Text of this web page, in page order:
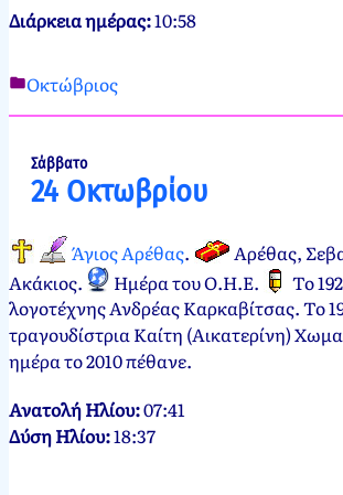
Διάρκεια ημέρας:10:58
Νεκτάριος
23
201223
Οκτωβρίου,
Οκτώβριος
Σάββατο
24 Οκτωβρίου
Άγιος Αρέθας.
Αρέθας,
Ακάκιος. Ημέρα του Ο.Η.Ε.
Το
λογοτέχνης Ανδρέας Καρκαβίτσας. Το
τραγουδίστρια Καίτη (Αικατερίνη)
ημέρα το 2010 πέθανε.
Ανατολή Ηλίου:07:41
Δύση Ηλίου:18:37